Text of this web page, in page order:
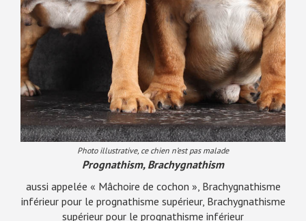
Photo illustrative, ce chien n’est pas malade
Prognathism, Brachygnathism
aussi appelée « Mâchoire de cochon », Brachygnathisme
inférieur pour le prognathisme supérieur, Brachygnathisme
supérieur pour le prognathisme inférieur